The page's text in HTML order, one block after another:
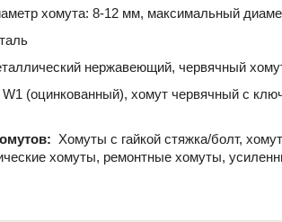
хомута: 8-12 мм, максимальный
нержавеющий, червячный
(оцинкованный), хомут червячный с
Хомуты с гайкой стяжка/болт,
хомуты, ремонтные хомуты,